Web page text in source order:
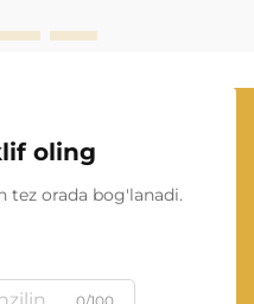
oling
tez orada bog'lanadi.